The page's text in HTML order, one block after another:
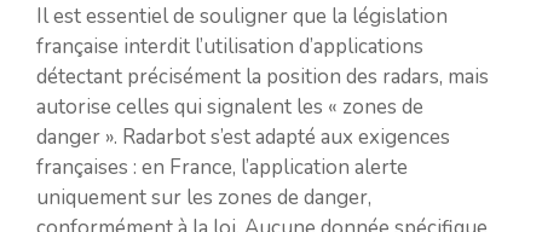
Il est essentiel de souligner que la législation
française interdit l’utilisation d’applications
détectant précisément la position des radars, mais
autorise celles qui signalent les « zones de
danger ». Radarbot s’est adapté aux exigences
françaises : en France, l’application alerte
uniquement sur les zones de danger,